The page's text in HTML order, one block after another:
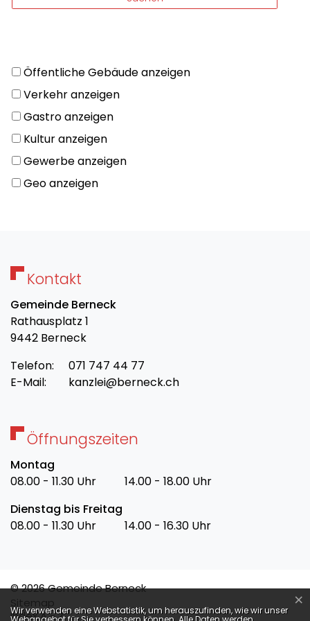
Öffentliche Gebäude anzeigen
Verkehr anzeigen
Gastro anzeigen
Kultur anzeigen
Gewerbe anzeigen
Geo anzeigen
Kontakt
Gemeinde Berneck
Rathausplatz 1
9442 Berneck
Telefon:
071 747 44 77
E-Mail:
kanzlei@berneck.ch
Öffnungszeiten
Montag
08.00 - 11.30 Uhr
14.00 - 18.00 Uhr
Dienstag bis Freitag
08.00 - 11.30 Uhr
14.00 - 16.30 Uhr
© 2026 Gemeinde Berneck
Toolbar
Sitemap
Index A - Z
Webstatistik
Wir verwenden eine Webstatistik, um herauszufinden, wie wir unser
×